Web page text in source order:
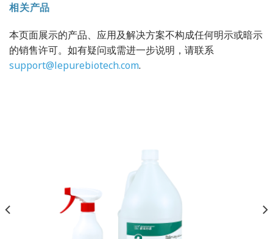
相关产品
本页面展示的产品、应用及解决方案不构成任何明示或暗示
的销售许可。如有疑问或需进一步说明，请联系
support@lepurebiotech.com.